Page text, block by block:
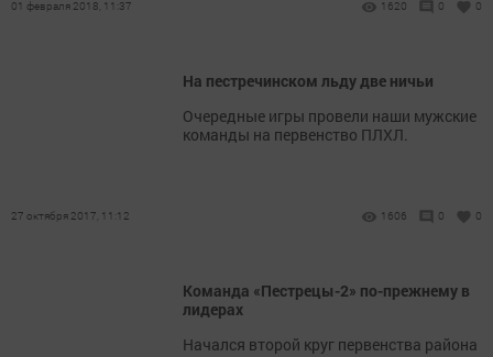
01 февраля 2018, 11:37 1620 0 0
На пестречинском льду две ничьи
Очередные игры провели наши мужские
команды на первенство ПЛХЛ.
27 октября 2017, 11:12 1606 0 0
Команда «Пестрецы-2» по-прежнему в
лидерах
Начался второй круг первенства района